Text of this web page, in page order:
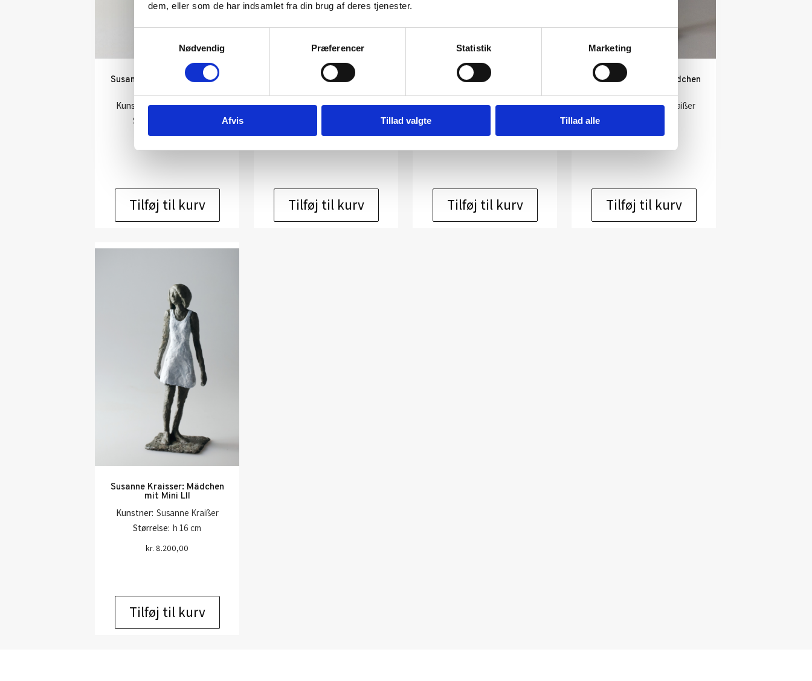
dem, eller som de har indsamlet fra din brug af deres tjenester.
Nødvendig
Præferencer Statistik Marketing
Afvis Tillad valgte Tillad alle
Susanne Kraisser: Mädchen
Kunstner: Susanne Kraißer
Størrelse:
Tilføj til kurv
Susanne Kraisser: Mädchen
Kunstner: Susanne Kraißer
Tilføj til kurv
Susanne Kraisser: Mädchen
Kunstner: Susanne Kraißer
Tilføj til kurv
Susanne Kraisser: Mädchen
Kunstner: Susanne Kraißer
Tilføj til kurv
Susanne Kraisser: Mädchen
mit Mini Lll
Kunstner: Susanne Kraißer
Størrelse: h 16 cm
kr. 8.200,00
Tilføj til kurv